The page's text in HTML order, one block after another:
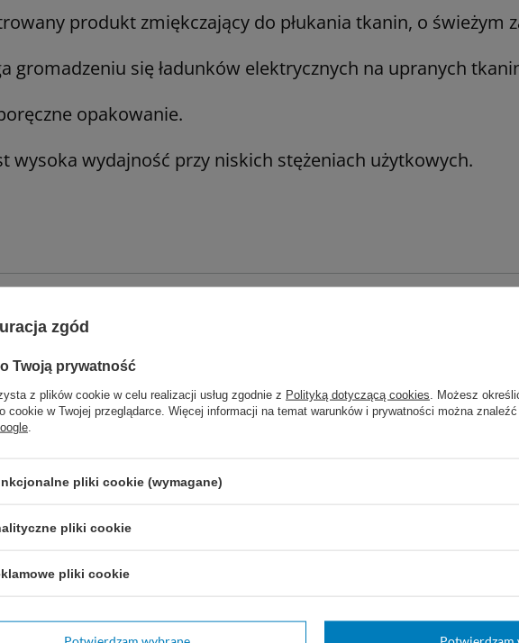
produkt zmiękczający do płukania tkanin, o świeżym
gromadzeniu się ładunków elektrycznych na upranych
opakowanie.
wysoka wydajność przy niskich stężeniach użytkowych.
Pojemność
5 L
Zastosowanie
Pranie
Potrzebujesz pomocy? Masz pytania?
zgód
Twoją prywatność
z plików cookie w celu realizacji usług zgodnie z Polityką dotyczącą cookies . Możesz
cookie w Twojej przeglądarce. Więcej informacji na temat warunków i prywatności można
pliki cookie (wymagane)
pliki cookie
pliki cookie